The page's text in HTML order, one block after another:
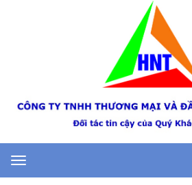
Toggle
navigation